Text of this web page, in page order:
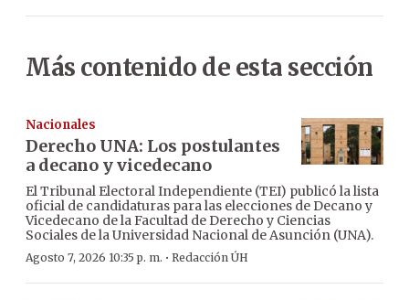
Más contenido de esta sección
Nacionales
Derecho UNA: Los postulantes
a decano y vicedecano
El Tribunal Electoral Independiente (TEI) publicó la lista
oficial de candidaturas para las elecciones de Decano y
Vicedecano de la Facultad de Derecho y Ciencias
Sociales de la Universidad Nacional de Asunción (UNA).
Agosto 7, 2026 10:35 p. m. · Redacción ÚH